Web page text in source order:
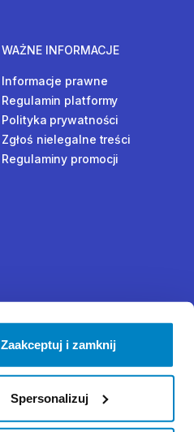
Zaakceptuj i zamknij
Spersonalizuj
WAŻNE INFORMACJE
Informacje prawne
Regulamin platformy
Polityka prywatności
Zgłoś nielegalne treści
Regulaminy promocji